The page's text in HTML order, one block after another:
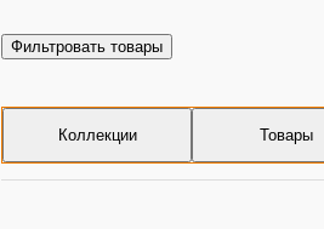
Фильтровать товары
Коллекции Товары